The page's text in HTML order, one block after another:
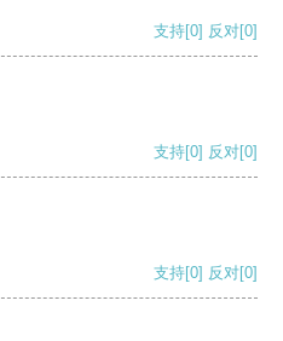
支持[0] 反对[0]
支持[0] 反对[0]
支持[0] 反对[0]